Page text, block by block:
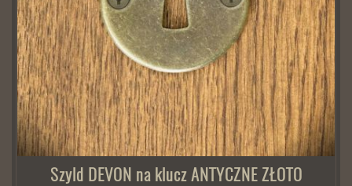
Szyld DEVON na klucz ANTYCZNE ZŁOTO